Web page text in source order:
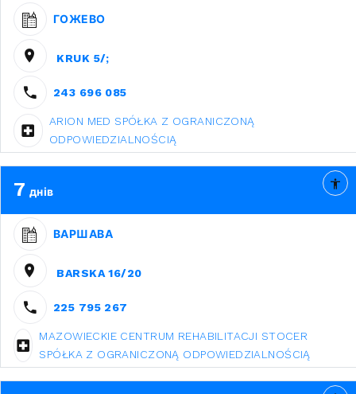
ГОЖЕВО
KRUK 5/;
243 696 085
ARION MED SPÓŁKA Z OGRANICZONĄ
ODPOWIEDZIALNOŚCIĄ
7 днів
ВАРШАВА
BARSKA 16/20
225 795 267
MAZOWIECKIE CENTRUM REHABILITACJI STOCER
SPÓŁKA Z OGRANICZONĄ ODPOWIEDZIALNOŚCIĄ